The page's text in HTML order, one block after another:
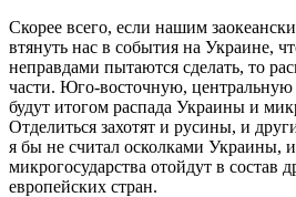
Скорее всего, если нашим
втянуть нас в события на Украине,
неправдами пытаются сделать, то
части. Юго-восточную, центральную
будут итогом распада Украины и
Отделиться захотят и русины, и
я бы не считал осколками Украины,
микрогосударства отойдут в состав
европейских стран.